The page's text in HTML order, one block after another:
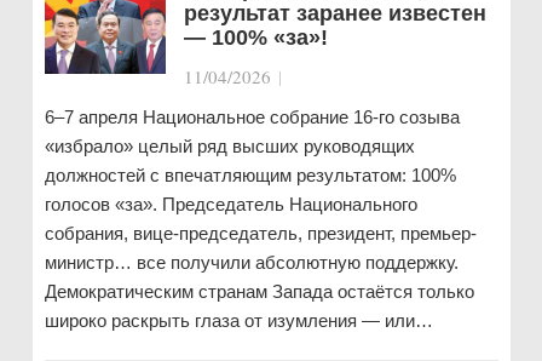
результат заранее известен
— 100% «за»!
11/04/2026 |
6–7 апреля Национальное собрание 16-го созыва
«избрало» целый ряд высших руководящих
должностей с впечатляющим результатом: 100%
голосов «за». Председатель Национального
собрания, вице-председатель, президент, премьер-
министр… все получили абсолютную поддержку.
Демократическим странам Запада остаётся только
широко раскрыть глаза от изумления — или…